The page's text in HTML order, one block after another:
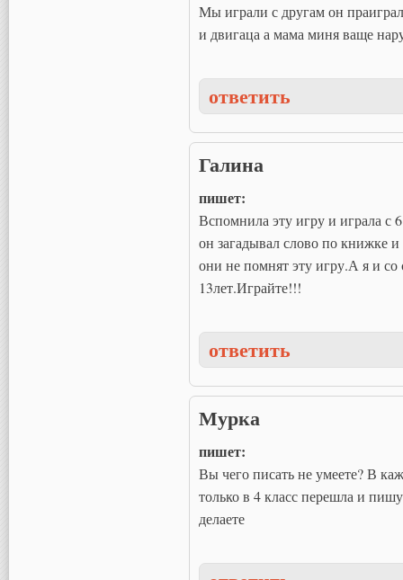
Мы играли с другам он
и двигаца а мама миня ваще
ответить
Галина
пишет:
Вспомнила эту игру и играла с
он загадывал слово по книжке
они не помнят эту игру.А я и со
13лет.Играйте!!!
ответить
Мурка
пишет:
Вы чего писать не умеете? В
только в 4 класс перешла и
делаете